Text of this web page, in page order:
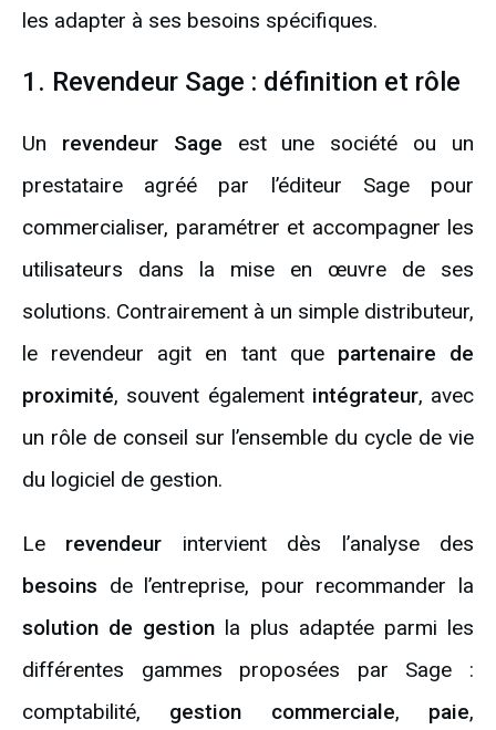
les adapter à ses besoins spécifiques.
1. Revendeur Sage : définition et rôle
Un revendeur Sage est une société ou un
prestataire agréé par l’éditeur Sage pour
commercialiser, paramétrer et accompagner les
utilisateurs dans la mise en œuvre de ses
solutions. Contrairement à un simple distributeur,
le revendeur agit en tant que partenaire de
proximité, souvent également intégrateur, avec
un rôle de conseil sur l’ensemble du cycle de vie
du logiciel de gestion.
Le revendeur intervient dès l’analyse des
besoins de l’entreprise, pour recommander la
solution de gestion la plus adaptée parmi les
différentes gammes proposées par Sage :
comptabilité, gestion commerciale, paie,